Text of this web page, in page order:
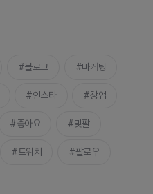
블로그 마케팅
인스타 창업
좋아요 맞팔
트위치 팔로우